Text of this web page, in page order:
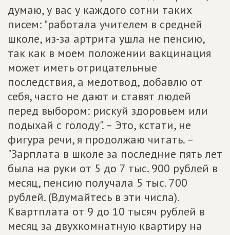
думаю, у вас у каждого сотни таких
писем: "работала учителем в средней
школе, из-за артрита ушла не пенсию,
так как в моем положении вакцинация
может иметь отрицательные
последствия, а медотвод, добавлю от
себя, часто не дают и ставят людей
перед выбором: рискуй здоровьем или
подыхай с голоду". – Это, кстати, не
фигура речи, я продолжаю читать. –
"Зарплата в школе за последние пять лет
была на руки от 5 до 7 тыс. 900 рублей в
месяц, пенсию получала 5 тыс. 700
рублей. (Вдумайтесь в эти числа).
Квартплата от 9 до 10 тысяч рублей в
месяц за двухкомнатную квартиру на